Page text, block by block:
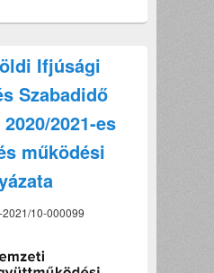
Ifjúsági
Szabadidő
2021-es
működési
2021/10-000099